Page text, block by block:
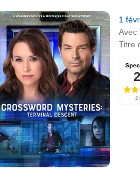
1
Avec
Titre
2